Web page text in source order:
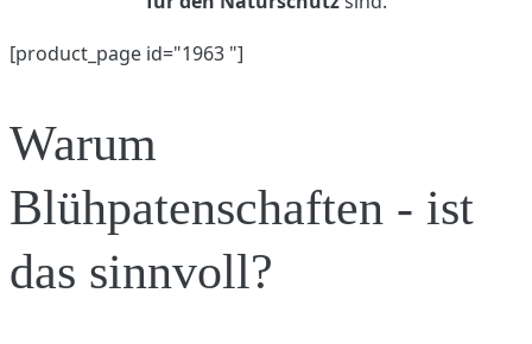
[product_page id="1963 "]
Warum
Blühpatenschaften - ist
das sinnvoll?